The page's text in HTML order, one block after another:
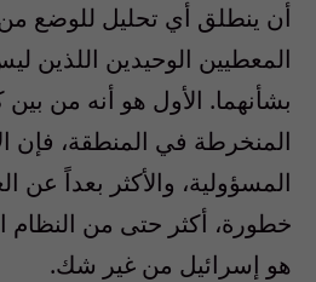
أن ينطلق أي تحليل للوضع من
المعطيين الوحيدين اللذين
بشأنهما. الأول هو أنه من
المنخرطة في المنطقة، فإن
المسؤولية، والأكثر بعداً عن
خطورة، أكثر حتى من النظام
هو إسرائيل من غير شك.